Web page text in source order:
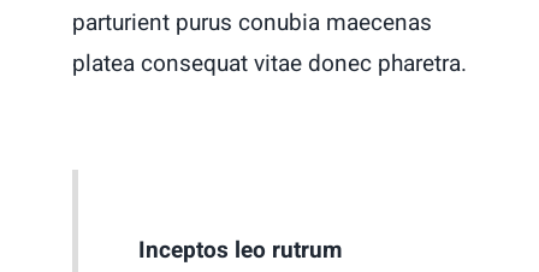
parturient purus conubia maecenas
platea consequat vitae donec pharetra.
Inceptos leo rutrum